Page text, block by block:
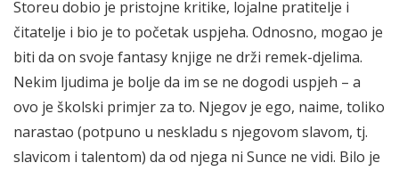
Storeu dobio je pristojne kritike, lojalne pratitelje i
čitatelje i bio je to početak uspjeha. Odnosno, mogao je
biti da on svoje fantasy knjige ne drži remek-djelima.
Nekim ljudima je bolje da im se ne dogodi uspjeh – a
ovo je školski primjer za to. Njegov je ego, naime, toliko
narastao (potpuno u neskladu s njegovom slavom, tj.
slavicom i talentom) da od njega ni Sunce ne vidi. Bilo je